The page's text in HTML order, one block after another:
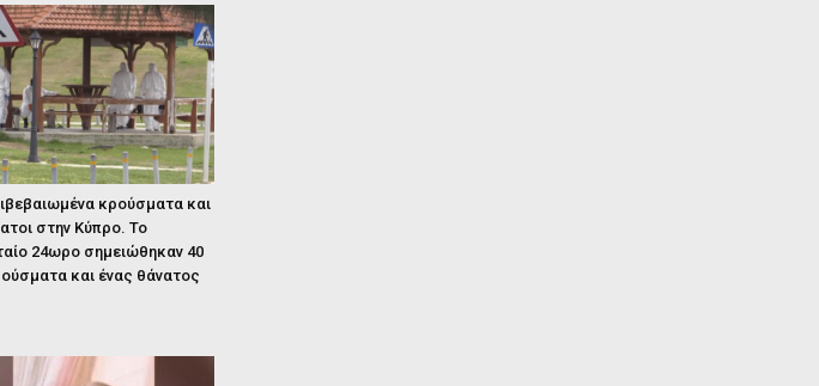
κρούσματα και
στην Κύπρο. Το
24ωρο σημειώθηκαν 40
και ένας θάνατος